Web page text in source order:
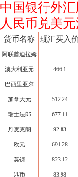
中国银行外
人民币兑美
货币名称 现汇买入价
阿联酋迪拉姆
澳大利亚元 466.1
巴西里亚尔
加拿大元 512.24
瑞士法郎 677.11
丹麦克朗 92.83
欧元 691.28
英镑 823.12
港币 83.98